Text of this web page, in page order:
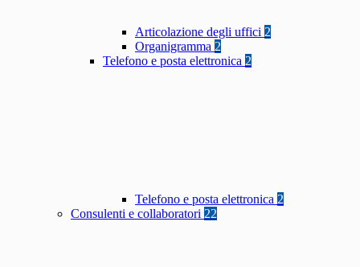
Articolazione degli uffici 2
Organigramma 2
Telefono e posta elettronica 2
Telefono e posta elettronica 2
Consulenti e collaboratori 22